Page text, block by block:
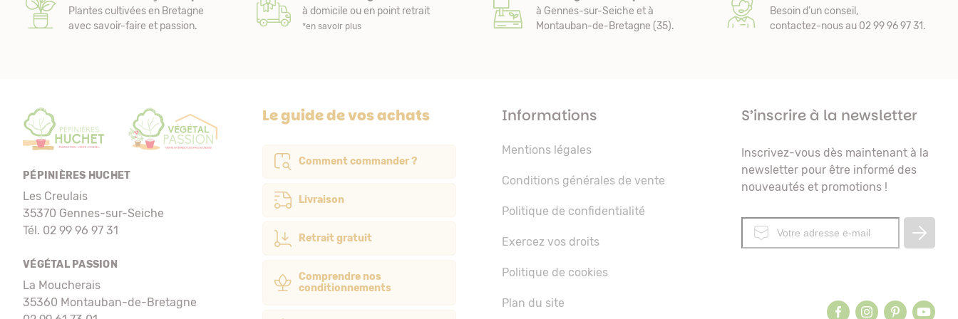
Plantes cultivées en Bretagne
avec savoir-faire et passion.
à domicile ou en point retrait
*en savoir plus
à Gennes-sur-Seiche et à
Montauban-de-Bretagne (35).
Besoin d’un conseil,
contactez-nous au 02 99 96 97 31.
Le guide de vos achats
Comment commander ?
Livraison
Retrait gratuit
Comprendre nos
conditionnements
PÉPINIÈRES HUCHET
Les Creulais
35370 Gennes-sur-Seiche
Tél. 02 99 96 97 31
VÉGÉTAL PASSION
La Moucherais
35360 Montauban-de-Bretagne
S’inscrire à la newsletter
Inscrivez-vous dès maintenant à la
newsletter pour être informé des
nouveautés et promotions !
Informations
Mentions légales
Conditions générales de vente
Politique de confidentialité
Exercez vos droits
Politique de cookies
Plan du site